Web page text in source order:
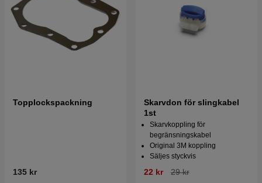
Topplockspackning
135 kr
Skarvdon för slingkabel
1st
Skarvkoppling för
begränsningskabel
Original 3M koppling
Säljes styckvis
22 kr 29 kr